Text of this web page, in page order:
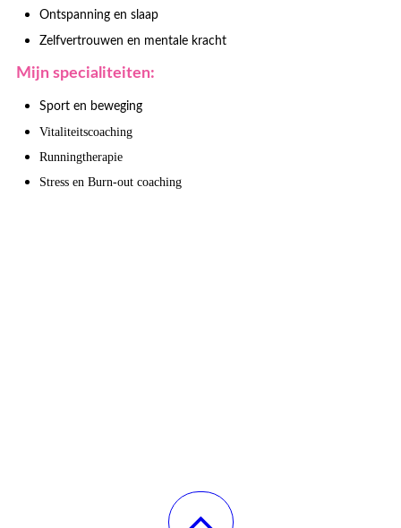
Ontspanning en slaap
Zelfvertrouwen en mentale kracht
Mijn specialiteiten:
Sport en beweging
Vitaliteitscoaching
Runningtherapie
Stress en Burn-out coaching